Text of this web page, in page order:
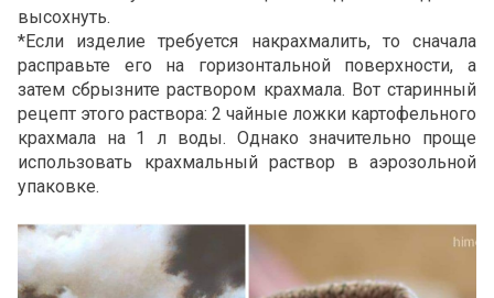
высохнуть.
*Если изделие требуется накрахмалить, то сначала
расправьте его на горизонтальной поверхности, а
затем сбрызните раствором крахмала. Вот старинный
рецепт этого раствора: 2 чайные ложки картофельного
крахмала на 1 л воды. Однако значительно проще
использовать крахмальный раствор в аэрозольной
упаковке.